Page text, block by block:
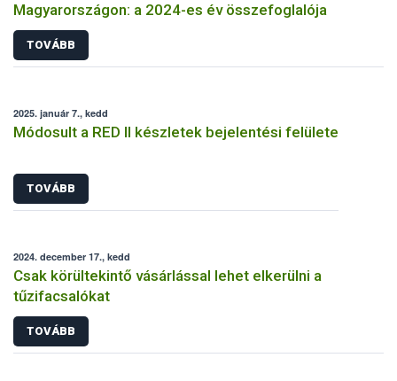
Magyarországon: a 2024-es év összefoglalója
TOVÁBB
2025. január 7., kedd
Módosult a RED II készletek bejelentési felülete
TOVÁBB
2024. december 17., kedd
Csak körültekintő vásárlással lehet elkerülni a
tűzifacsalókat
TOVÁBB